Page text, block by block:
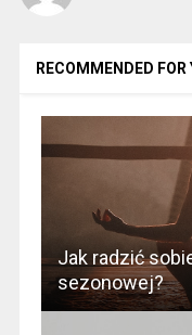
RECOMMENDED FOR
Jak radzić
sezonowej?